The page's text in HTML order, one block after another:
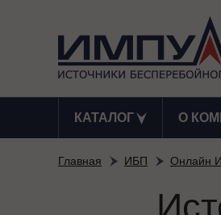
КАТАЛОГ О
Главная ИБП Онлайн